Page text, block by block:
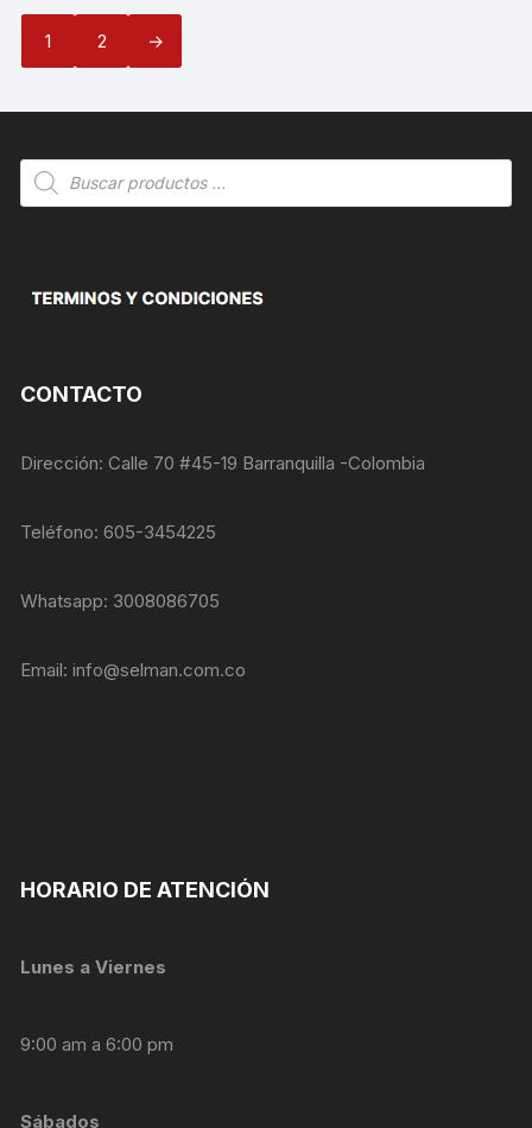
1 2 →
Búsqueda
de
CONTACTO
Dirección: Calle 70 #45-19 Barranquilla -Colombia
Teléfono: 605-3454225
Whatsapp: 3008086705
Email:info@selman.com.co
HORARIO DE ATENCIÓN
Lunes a Viernes
9:00 am a 6:00 pm
Sábados